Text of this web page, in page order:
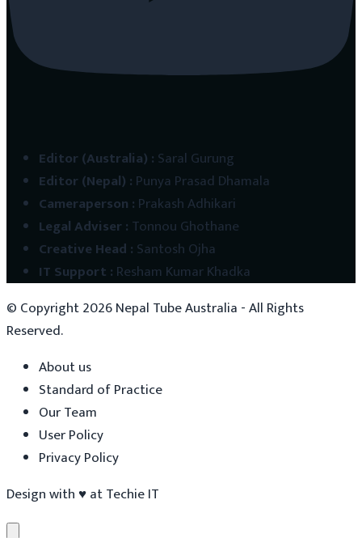
Editor (Australia) : Saral Gurung
Editor (Nepal) : Punya Prasad Dhamala
Cameraperson : Prakash Adhikari
Legal Adviser: Tonnou Ghothane
Creative Head : Santosh Ojha
IT Support : Resham Kumar Khadka
© Copyright2026Nepal Tube Australia - All Rights
Reserved.
About us
Standard of Practice
Our Team
User Policy
Privacy Policy
Design with ♥atTechie IT